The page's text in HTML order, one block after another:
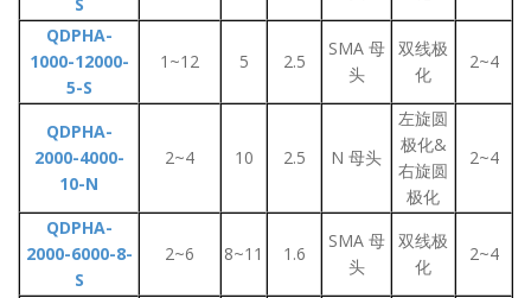
QDPHA-
1000-12000-
5-S
1~12 5 2.5
SMA 母
头
双线极
化
2~4
QDPHA-
2000-4000-
10-N
2~4 10 2.5 N 母头
左旋圆
极化&
右旋圆
极化
2~4
QDPHA-
2000-6000-8-
S
2~6 8~11 1.6
SMA 母
头
双线极
化
2~4